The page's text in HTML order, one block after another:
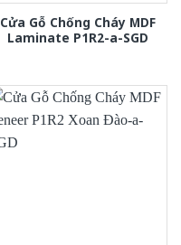
Cửa Gỗ Chống Cháy MDF
Laminate P1R2-a-SGD